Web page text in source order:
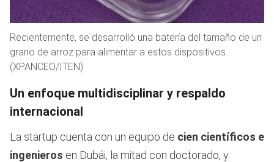
Recientemente, se desarrolló una batería del tamaño de un
grano de arroz para alimentar a estos dispositivos.
(XPANCEO/ITEN)
Un enfoque multidisciplinar y respaldo
internacional
La startup cuenta con un equipo de cien científicos e
ingenieros en Dubái, la mitad con doctorado, y